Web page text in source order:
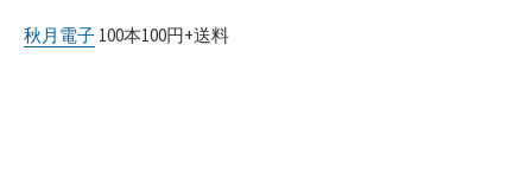
秋月電子 100本100円+送料